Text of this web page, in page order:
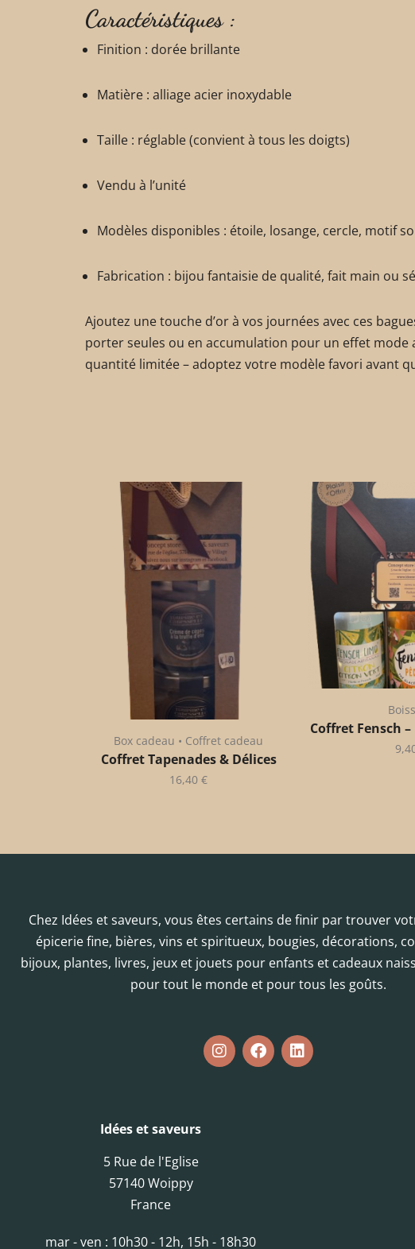
Caractéristiques :
Finition : dorée brillante
Matière : alliage acier inoxydable
Taille : réglable (convient à tous les doigts)
Vendu à l’unité
Modèles disponibles : étoile, losange, cercle, motif
Fabrication : bijou fantaisie de qualité, fait main ou
Ajoutez une touche d’or à vos journées avec ces
porter seules ou en accumulation pour un effet mode
quantité limitée – adoptez votre modèle favori avant
Box cadeau • Coffret cadeau
Coffret Tapenades & Délices
16,40 €
Coffret Fensch
Chez Idées et saveurs, vous êtes certains de finir par trouver
épicerie fine, bières, vins et spiritueux, bougies, décorations,
bijoux, plantes, livres, jeux et jouets pour enfants et cadeaux
pour tout le monde et pour tous les goûts.
Idées et saveurs
5 Rue de l'Eglise
57140 Woippy
France
mar - ven : 10h30 - 12h, 15h - 18h30